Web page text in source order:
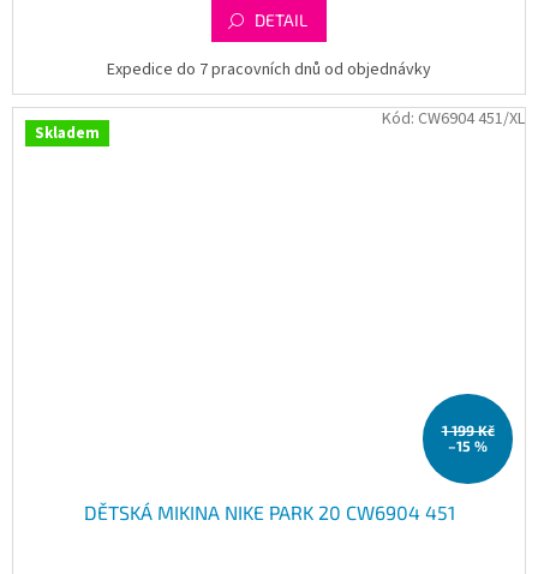
DETAIL
Expedice do 7 pracovních dnů od objednávky
Skladem
1 199 Kč
–15 %
DĚTSKÁ MIKINA NIKE PARK 20 CW6904 451
Kód: CW6904 451/XL